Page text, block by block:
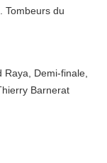
Tombeurs du
Raya Demi-finale
Barnerat